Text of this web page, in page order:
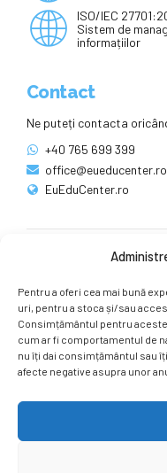
Pentru a oferi cea mai bună
uri, pentru a stoca și/sau
Consimțământul pentru
cum ar fi comportamentul de
nu îți dai consimțământul sau
afecte negative asupra unor
ISO/IEC
Sistem de
informațiilor
Contact
Ne puteți contacta
+40 765 699 399
office@eueducenter.ro
EuEduCenter.ro
Ne puteți găsi și pe rețelele